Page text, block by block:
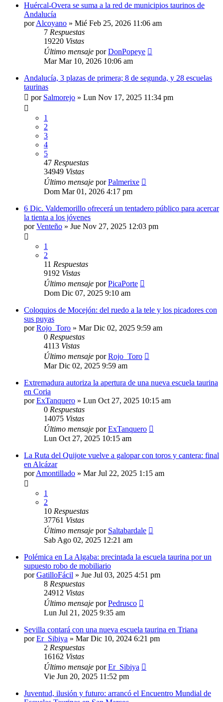
Huércal-Overa se suma a la red de municipios taurinos de
Andalucía
porAlcoyano » Mié Feb 25, 2026 11:06 am
7 Respuestas
19220 Vistas
Último mensaje porDonPopeye
Mar Mar 10, 2026 10:06 am
Andalucía, 3 plazas de primera; 8 de segunda, y 28 escuelas
taurinas
por Salmorejo » Lun Nov 17, 2025 11:34 pm
1
2
3
4
5
47 Respuestas
34949 Vistas
Último mensaje porPalmerixe
Dom Mar 01, 2026 4:17 pm
6 Dic. Valdemorillo ofrecerá un tentadero público para acercar
la tienta a los jóvenes
porVenteño » Jue Nov 27, 2025 12:03 pm
1
2
11 Respuestas
9192 Vistas
Último mensaje porPicaPorte
Dom Dic 07, 2025 9:10 am
Coloquios de Mocejón: del ruedo a la tele y los picadores con
sus puyas
porRojo_Toro » Mar Dic 02, 2025 9:59 am
0 Respuestas
4113 Vistas
Último mensaje porRojo_Toro
Mar Dic 02, 2025 9:59 am
Extremadura autoriza la apertura de una nueva escuela taurina
en Coria
porExTanquero » Lun Oct 27, 2025 10:15 am
0 Respuestas
14075 Vistas
Último mensaje porExTanquero
Lun Oct 27, 2025 10:15 am
La Ruta del Quijote vuelve a galopar con toros y cantera: final
en Alcázar
porAmontillado » Mar Jul 22, 2025 1:15 am
1
2
10 Respuestas
37761 Vistas
Último mensaje por Saltabardale
Sab Ago 02, 2025 12:21 am
Polémica en La Algaba: precintada la escuela taurina por un
supuesto robo de mobiliario
porGatilloFácil » Jue Jul 03, 2025 4:51 pm
8 Respuestas
24912 Vistas
Último mensaje porPedrusco
Lun Jul 21, 2025 9:35 am
Sevilla contará con una nueva escuela taurina en Triana
porEr_Sibiya » Mar Dic 10, 2024 6:21 pm
2 Respuestas
16162 Vistas
Último mensaje porEr_Sibiya
Vie Jun 20, 2025 11:52 pm
Juventud, ilusión y futuro: arrancó el Encuentro Mundial de